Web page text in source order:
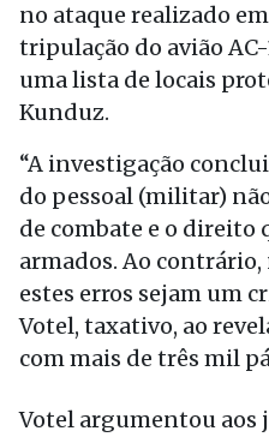
no ataque realizado
tripulação do avião
uma lista de locais
Kunduz.
“A investigação
do pessoal (militar)
de combate e o direito
armados. Ao
estes erros sejam um
Votel, taxativo, ao
com mais de três mil
Votel argumentou aos